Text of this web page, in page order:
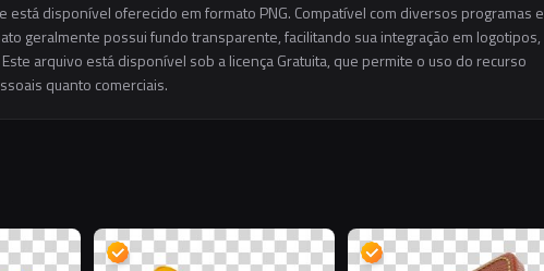
está disponível oferecido em formato PNG. Compatível com diversos programas e
geralmente possui fundo transparente, facilitando sua integração em logotipos,
arquivo está disponível sob a licença Gratuita, que permite o uso do recurso
quanto comerciais.
D D